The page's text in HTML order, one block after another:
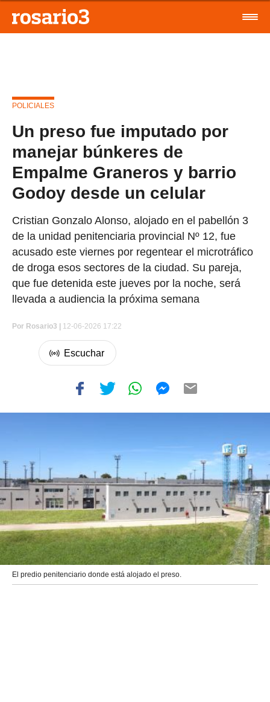
POLICIALES
Un preso fue imputado por
manejar búnkeres de
Empalme Graneros y barrio
Godoy desde un celular
Cristian Gonzalo Alonso, alojado en el pabellón 3
de la unidad penitenciaria provincial Nº 12, fue
acusado este viernes por regentear el microtráfico
de droga esos sectores de la ciudad. Su pareja,
que fue detenida este jueves por la noche, será
llevada a audiencia la próxima semana
Por Rosario3 | 12-06-2026 17:22
El predio penitenciario donde está alojado el preso.